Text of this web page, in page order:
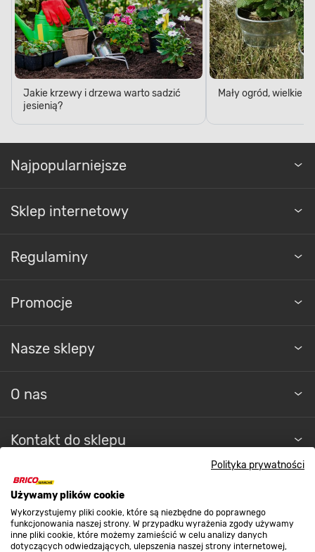
Polityka prywatności
Używamy plików cookie
Wykorzystujemy pliki cookie, które są niezbędne do poprawnego
funkcjonowania naszej strony. W przypadku wyrażenia zgody używamy
inne pliki cookie, które możemy zamieścić w celu analizy danych
dotyczących odwiedzających, ulepszenia naszej strony internetowej,
Jakie krzewy i drzewa warto sadzić
jesienią?
Mały ogród, wielkie
Najpopularniejsze
Sklep internetowy
Regulaminy
Promocje
Nasze sklepy
O nas
Kontakt do sklepu
Strefa biznesu
Dołącz do nas